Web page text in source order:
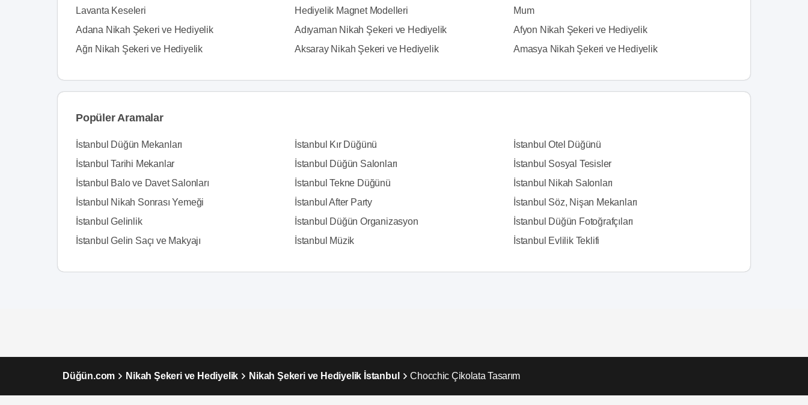
Lavanta Keseleri
Hediyelik Magnet Modelleri
Mum
Adana Nikah Şekeri ve Hediyelik
Adıyaman Nikah Şekeri ve Hediyelik
Afyon Nikah Şekeri ve Hediyelik
Ağrı Nikah Şekeri ve Hediyelik
Aksaray Nikah Şekeri ve Hediyelik Amasya Nikah Şekeri ve Hediyelik
Popüler Aramalar
İstanbul Düğün Mekanları İstanbul Kır Düğünü
İstanbul Otel Düğünü
İstanbul Tarihi Mekanlar
İstanbul Düğün Salonları
İstanbul Sosyal Tesisler
İstanbul Balo ve Davet Salonları
İstanbul Tekne Düğünü
İstanbul Nikah Salonları
İstanbul Nikah Sonrası Yemeği
İstanbul After Party
İstanbul Söz, Nişan Mekanları
İstanbul Gelinlik
İstanbul Düğün Organizasyon
İstanbul Düğün Fotoğrafçıları
İstanbul Gelin Saçı ve Makyajı
İstanbul Müzik İstanbul Evlilik Teklifi
Düğün.com Nikah Şekeri ve Hediyelik Nikah Şekeri ve Hediyelik İstanbul Chocchic Çikolata Tasarım